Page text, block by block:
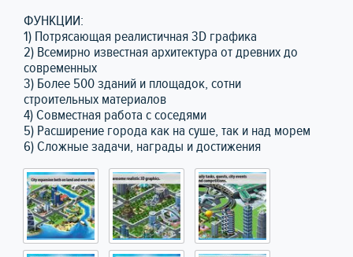
ФУНКЦИИ:
1) Потрясающая реалистичная 3D графика
2) Всемирно известная архитектура от древних до
современных
3) Более 500 зданий и площадок, сотни
строительных материалов
4) Совместная работа с соседями
5) Расширение города как на суше, так и над морем
6) Сложные задачи, награды и достижения